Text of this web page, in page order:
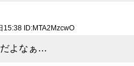
15:38 ID:MTA2MzcwO
よなぁ…